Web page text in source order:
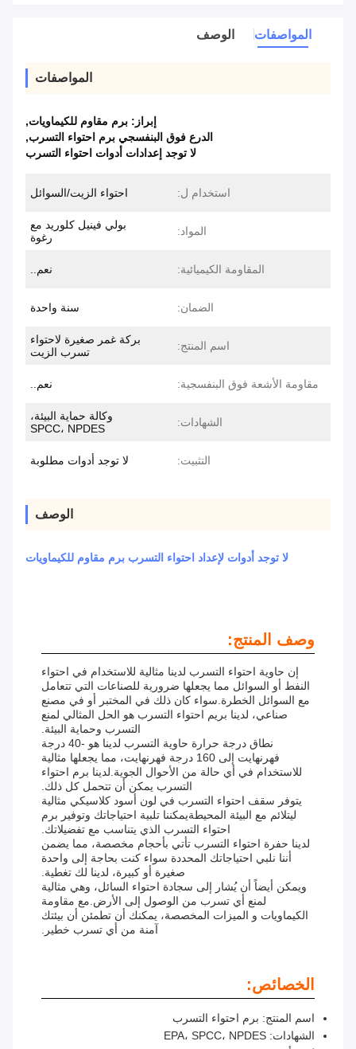
المواصفات الوصف
المواصفات
إبراز: برم مقاوم للكيماويات,
الدرع فوق البنفسجي برم احتواء التسرب,
لا توجد إعدادات أدوات احتواء التسرب
استخدام ل: احتواء الزيت/السوائل
المواد:
بولي فينيل كلوريد مع
رغوة
المقاومة الكيميائية: نعم..
الضمان: سنة واحدة
اسم المنتج:
بركة غمر صغيرة لاحتواء
تسرب الزيت
مقاومة الأشعة فوق البنفسجية: نعم..
الشهادات:
وكالة حماية البيئة،
SPCC، NPDES
التثبيت: لا توجد أدوات مطلوبة
الوصف
لا توجد أدوات لإعداد احتواء التسرب برم مقاوم للكيماويات
وصف المنتج:
إن حاوية احتواء التسرب لدينا مثالية للاستخدام في احتواء
النفط أو السوائل مما يجعلها ضرورية للصناعات التي تتعامل
مع السوائل الخطرة.سواء كان ذلك في المختبر أو في مصنع
صناعي، لدينا بريم احتواء التسرب هو الحل المثالي لمنع
التسرب وحماية البيئة.
نطاق درجة حرارة حاوية التسرب لدينا هو -40 درجة
فهرنهايت إلى 160 درجة فهرنهايت، مما يجعلها مثالية
للاستخدام في أي حالة من الأحوال الجوية.لدينا برم احتواء
التسرب يمكن أن تتحمل كل ذلك.
يتوفر سقف احتواء التسرب في لون أسود كلاسيكي مثالية
ليتلائم مع البيئة المحيطةيمكننا تلبية احتياجاتك وتوفير برم
احتواء التسرب الذي يتناسب مع تفضيلاتك.
لدينا حفرة احتواء التسرب تأتي بأحجام مخصصة، مما يضمن
أننا نلبي احتياجاتك المحددة سواء كنت بحاجة إلى واحدة
صغيرة أو كبيرة، لدينا لك تغطية.
ويمكن أيضاً أن يُشار إلى سجادة احتواء السائل، وهي مثالية
لمنع أي تسرب من الوصول إلى الأرض.مع مقاومة
الكيماويات و الميزات المخصصة، يمكنك أن تطمئن أن بيئتك
آمنة من أي تسرب خطير.
الخصائص:
اسم المنتج: برم احتواء التسرب
الشهادات: EPA، SPCC، NPDES